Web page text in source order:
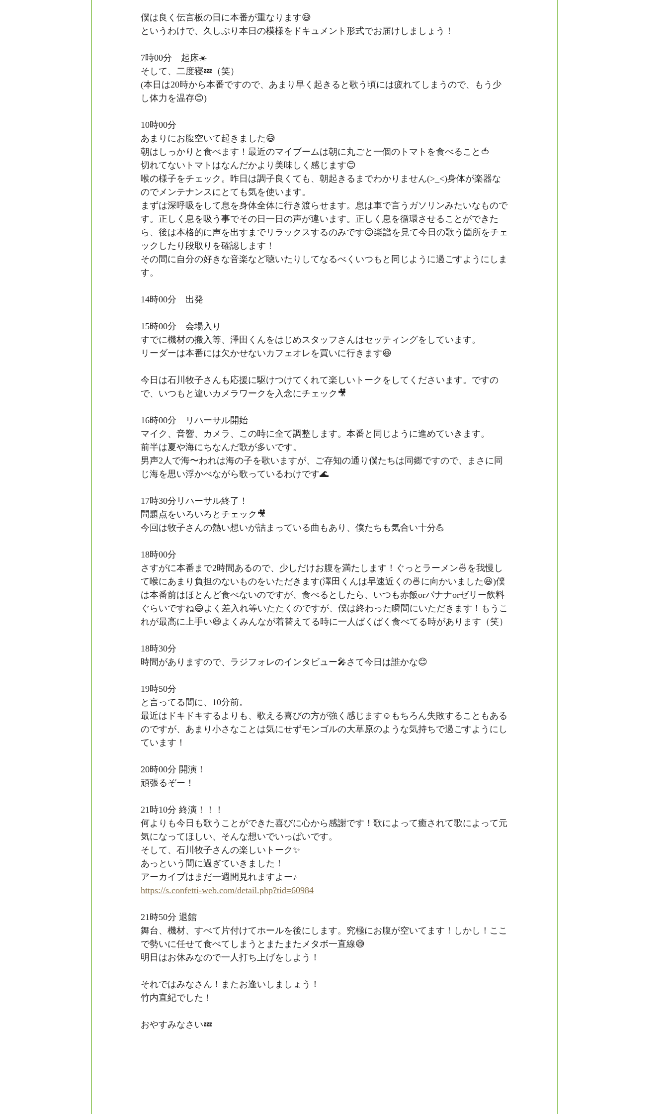
僕は良く伝言板の日に本番が重なります😅
というわけで、久しぶり本日の模様をドキュメント形式でお届けしましょう！
7時00分　起床☀️
そして、二度寝💤（笑）
(本日は20時から本番ですので、あまり早く起きると歌う頃には疲れてしまうので、もう少
し体力を温存😊)
10時00分
あまりにお腹空いて起きました😅
朝はしっかりと食べます！最近のマイブームは朝に丸ごと一個のトマトを食べること🍅
切れてないトマトはなんだかより美味しく感じます😊
喉の様子をチェック。昨日は調子良くても、朝起きるまでわかりません(>_<)身体が楽器な
のでメンテナンスにとても気を使います。
まずは深呼吸をして息を身体全体に行き渡らせます。息は車で言うガソリンみたいなもので
す。正しく息を吸う事でその日一日の声が違います。正しく息を循環させることができた
ら、後は本格的に声を出すまでリラックスするのみです😊楽譜を見て今日の歌う箇所をチェ
ックしたり段取りを確認します！
その間に自分の好きな音楽など聴いたりしてなるべくいつもと同じように過ごすようにしま
す。
14時00分　出発
15時00分　会場入り
すでに機材の搬入等、澤田くんをはじめスタッフさんはセッティングをしています。
リーダーは本番には欠かせないカフェオレを買いに行きます😆
今日は石川牧子さんも応援に駆けつけてくれて楽しいトークをしてくださいます。ですの
で、いつもと違いカメラワークを入念にチェック🎥
16時00分　リハーサル開始
マイク、音響、カメラ、この時に全て調整します。本番と同じように進めていきます。
前半は夏や海にちなんだ歌が多いです。
男声2人で海〜われは海の子を歌いますが、ご存知の通り僕たちは同郷ですので、まさに同
じ海を思い浮かべながら歌っているわけです🌊
17時30分リハーサル終了！
問題点をいろいろとチェック🎥
今回は牧子さんの熱い想いが詰まっている曲もあり、僕たちも気合い十分💪
18時00分
さすがに本番まで2時間あるので、少しだけお腹を満たします！ぐっとラーメン🍜を我慢し
て喉にあまり負担のないものをいただきます(澤田くんは早速近くの🍜に向かいました😆)僕
は本番前はほとんど食べないのですが、食べるとしたら、いつも赤飯orバナナorゼリー飲料
ぐらいですね😄よく差入れ等いたたくのですが、僕は終わった瞬間にいただきます！もうこ
れが最高に上手い😆よくみんなが着替えてる時に一人ぱくぱく食べてる時があります（笑）
18時30分
時間がありますので、ラジフォレのインタビュー🎤さて今日は誰かな😊
19時50分
と言ってる間に、10分前。
最近はドキドキするよりも、歌える喜びの方が強く感じます☺️もちろん失敗することもある
のですが、あまり小さなことは気にせずモンゴルの大草原のような気持ちで過ごすようにし
ています！
20時00分 開演！
頑張るぞー！
21時10分 終演！！！
何よりも今日も歌うことができた喜びに心から感謝です！歌によって癒されて歌によって元
気になってほしい、そんな想いでいっぱいです。
そして、石川牧子さんの楽しいトーク✨
あっという間に過ぎていきました！
アーカイブはまだ一週間見れますよー♪
https://s.confetti-web.com/detail.php?tid=60984
21時50分 退館
舞台、機材、すべて片付けてホールを後にします。究極にお腹が空いてます！しかし！ここ
で勢いに任せて食べてしまうとまたまたメタボ一直線😅
明日はお休みなので一人打ち上げをしよう！
それではみなさん！またお逢いしましょう！
竹内直紀でした！
おやすみなさい💤